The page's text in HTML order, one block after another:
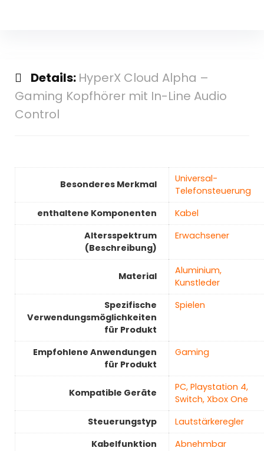
Details: HyperX Cloud Alpha –
Gaming Kopfhörer mit In-Line Audio
Control
Besonderes Merkmal
‎Universal-
Telefonsteuerung
enthaltene Komponenten
‎Kabel
Altersspektrum
(Beschreibung)
‎Erwachsener
Material
‎Aluminium,
Kunstleder
Spezifische
Verwendungsmöglichkeiten
für Produkt
‎Spielen
Empfohlene Anwendungen
für Produkt
Gaming
Kompatible Geräte
‎PC, Playstation 4,
Switch, Xbox One
Steuerungstyp
‎Lautstärkeregler
Kabelfunktion
‎Abnehmbar